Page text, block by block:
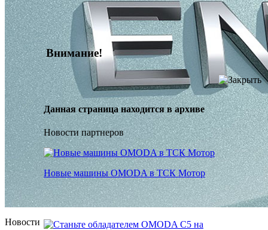
Внимание!
Данная страница находится в архиве
Новости партнеров
Новые машины OMODA в ТСК Мотор